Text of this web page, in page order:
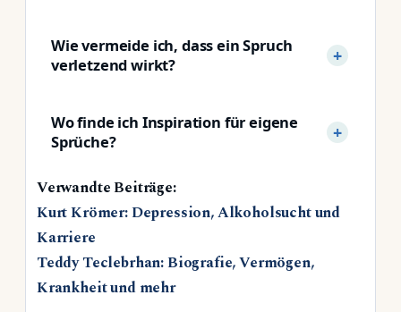
Wie vermeide ich, dass ein Spruch
verletzend wirkt?
Wo finde ich Inspiration für eigene
Sprüche?
Verwandte Beiträge:
Kurt Krömer: Depression, Alkoholsucht und
Karriere
Teddy Teclebrhan: Biografie, Vermögen,
Krankheit und mehr